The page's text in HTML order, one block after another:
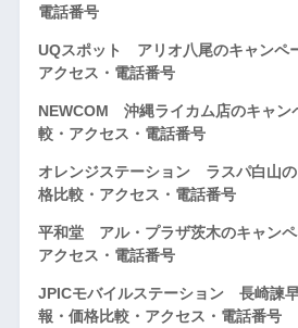
電話番号
UQスポット アリオ八尾のキャンペ
アクセス・電話番号
NEWCOM 沖縄ライカム店のキャン
較・アクセス・電話番号
オレンジステーション ラスパ白山
格比較・アクセス・電話番号
平和堂 アル・プラザ茨木のキャンペ
アクセス・電話番号
JPICモバイルステーション 長崎諫
報・価格比較・アクセス・電話番号